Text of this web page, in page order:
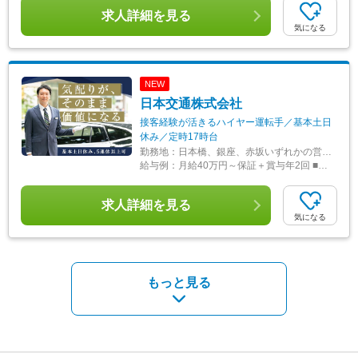
求人詳細を見る
気になる
NEW
日本交通株式会社
接客経験が活きるハイヤー運転手／基本土日
休み／定時17時台
勤務地： 日本橋、銀座、赤坂いずれかの営業所勤務 ※転居を伴う転勤はありません ※受動喫煙防止対策：車内全面禁煙、屋内喫煙可能場所あり ＜アクセス＞ ■中央営業所 ・銀座線・東西線・浅草線「日本橋駅」D2出口から徒歩5分 ・東西線・日比谷線「茅場町駅」10番出口から徒歩5分 ■銀座営業所 ・浅草線「宝町駅」A3出口から徒歩1分 ・銀座線「京橋駅」1番出口から徒歩3分 ・有楽町線「銀座一丁目駅」7番出口から徒歩5分 ・各線「東京駅」1番出口から徒歩10分 ■赤坂営業所 ・銀座線・南北線「溜池山王駅」直結 ・千代田線「赤坂駅」2番出口から徒歩4分
給与例： 月給40万円～保証＋賞与年2回 ■年収732万円 入社8年目
求人詳細を見る
気になる
もっと見る